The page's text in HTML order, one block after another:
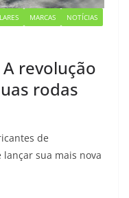
MARCAS NOTÍCIAS
revolução
rodas
de
sua mais nova